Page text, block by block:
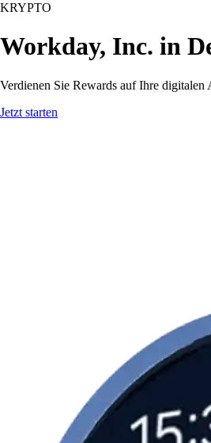
KRYPTO
Workday, Inc. in
Verdienen Sie Rewards auf Ihre
Jetzt starten